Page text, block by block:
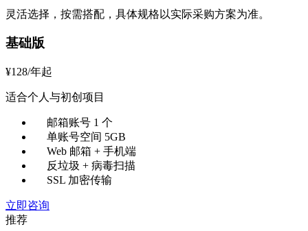
灵活选择，按需搭配，具体规格以实际采购方案为准。
基础版
¥128/年起
适合个人与初创项目
邮箱账号 1 个
单账号空间 5GB
Web 邮箱 + 手机端
反垃圾 + 病毒扫描
SSL 加密传输
立即咨询
推荐